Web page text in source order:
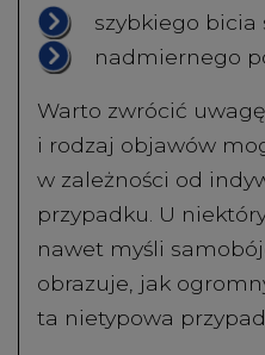
szybkiego bicia
nadmiernego
Warto zwrócić
i rodzaj objawów
w zależności od
przypadku. U
nawet myśli
obrazuje, jak
ta nietypowa